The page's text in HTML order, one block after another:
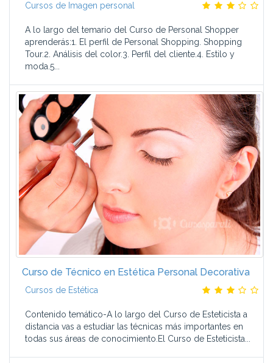
Cursos de Imagen personal
A lo largo del temario del Curso de Personal Shopper
aprenderás:1. El perfil de Personal Shopping. Shopping
Tour.2. Análisis del color.3. Perfil del cliente.4. Estilo y
moda.5...
Curso de Técnico en Estética Personal Decorativa
Cursos de Estética
Contenido temático-A lo largo del Curso de Esteticista a
distancia vas a estudiar las técnicas más importantes en
todas sus áreas de conocimiento.El Curso de Esteticista...